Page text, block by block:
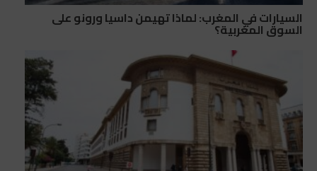
السيارات في المغرب: لماذا تهيمن داسيا ورونو على
السوق المغربية؟